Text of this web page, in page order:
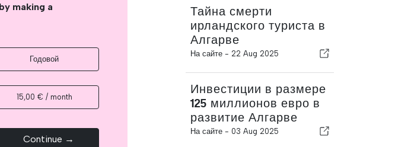
making a
Годовой
15,00 € / month
Continue →
Тайна смерти
ирландского туриста в
Алгарве
На сайте - 22 Aug 2025
Инвестиции в размере
125 миллионов евро в
развитие Алгарве
На сайте - 03 Aug 2025